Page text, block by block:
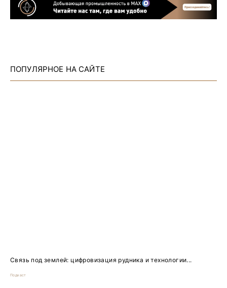
ПОПУЛЯРНОЕ НА САЙТЕ
Связь под землей: цифровизация рудника и технологии...
Подкаст